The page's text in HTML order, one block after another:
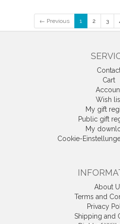
← Previous 1 2 3
Cart
Wish
My gift
Public gift
My
Cookie-
About
Terms and
Privacy
Shipping and